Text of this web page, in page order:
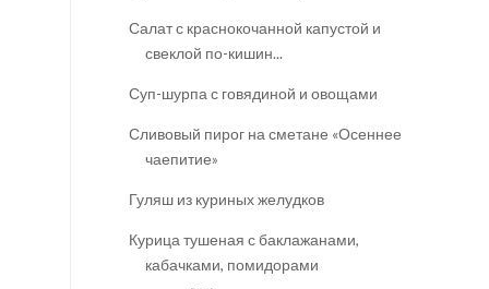
Салат с краснокочанной капустой и
свеклой по-кишин...
Суп-шурпа с говядиной и овощами
Сливовый пирог на сметане «Осеннее
чаепитие»
Гуляш из куриных желудков
Курица тушеная с баклажанами,
кабачками, помидорами